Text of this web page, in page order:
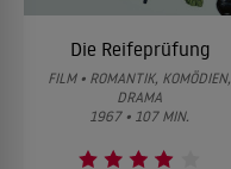
Die Reifeprüfung
FILM • ROMANTIK, KOMÖDIEN,
DRAMA
1967 • 107 MIN.